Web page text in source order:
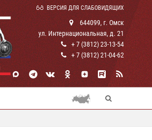
ВЕРСИЯ ДЛЯ СЛАБОВИДЯЩИХ
644099, г. Омск
ул. Интернациональная, д. 21
+ 7 (3812) 23-13-54
+ 7 (3812) 21-04-62